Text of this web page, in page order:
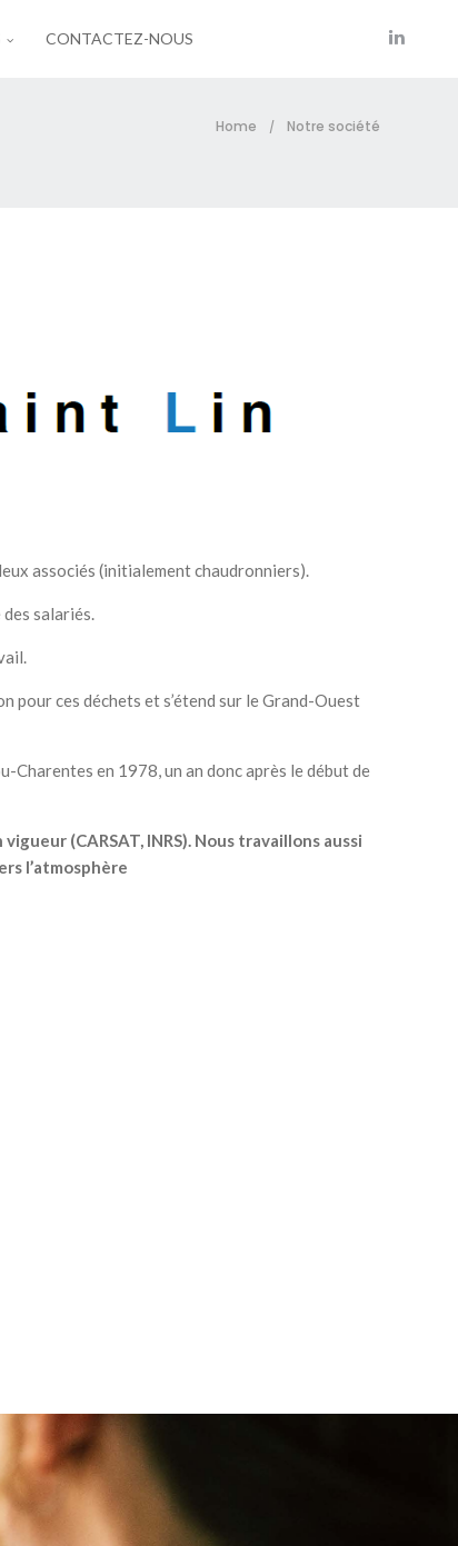
CONTACTEZ-NOUS
Home / Notre société
associés (initialement chaudronniers).
salariés.
pour ces déchets et s’étend sur le Grand-Ouest
Charentes en 1978, un an donc après le début de
(CARSAT, INRS). Nous travaillons aussi
l’atmosphère